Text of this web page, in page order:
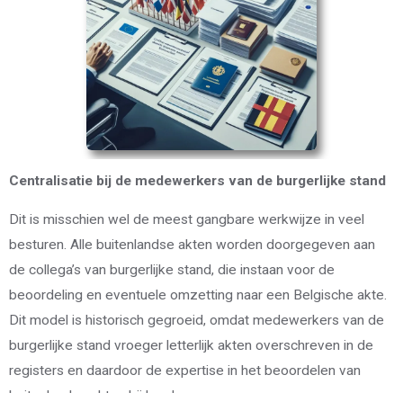
Centralisatie bij de medewerkers van de burgerlijke stand
Dit is misschien wel de meest gangbare werkwijze in veel
besturen. Alle buitenlandse akten worden doorgegeven aan
de collega’s van burgerlijke stand, die instaan voor de
beoordeling en eventuele omzetting naar een Belgische akte.
Dit model is historisch gegroeid, omdat medewerkers van de
burgerlijke stand vroeger letterlijk akten overschreven in de
registers en daardoor de expertise in het beoordelen van